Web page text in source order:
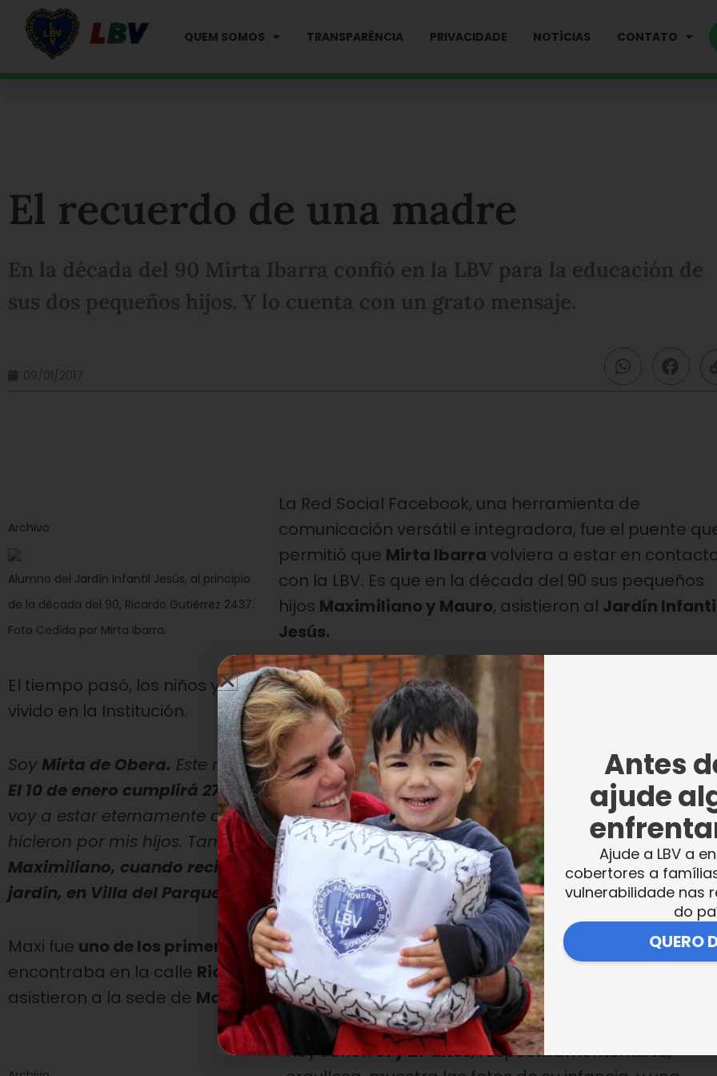
QUEM SOMOS TRANSPARÊNCIA PRIVACIDADE NOTÍCIAS CONTATO
El recuerdo de una madre
En la década del 90 Mirta Ibarra confió en la LBV para la educación de
sus dos pequeños hijos. Y lo cuenta con un grato mensaje.
09/01/2017
Archivo
Alumno del Jardín Infantil Jesús, al principio
de la década del 90, Ricardo Gutiérrez 2437.
Foto Cedida por Mirta Ibarra.
La Red Social Facebook, una herramienta de
comunicación versátil e integradora, fue el puente
permitió que Mirta Ibarra volviera a estar en
con la LBV. Es que en la década del 90 sus pequeños
hijos Maximiliano y Mauro, asistieron al Jardín
Jesús.
El tiempo pasó, los niños ya son hombres, y su madre agradece con un cálido mensaje
vivido en la Institución.
Archivo
Alumnos del Jardín Infantil Jesús, en
Magariños Cervantes 2222. Año 1993. Foto
cedida por Mirta Ibarra.
Soy Mirta de Obera. Este niño fue al Jardín, esMauro.
El 10 de enero cumplirá 27 años. Y bueno siempre les
voy a estar eternamente agradecida por lo que
hicieron por mis hijos. También iba mi hijo mayor
Maximiliano, cuando recién abrían las puertas del
jardín, en Villa del Parque”.
Maxi fue uno de los primeros alumnos de la LBV en Argentina, cuando el jardín se
encontraba en la calle Ricardo Gutiérrez 2437
. Más tarde, junto a su hermano Mauro,
asistieron a la sede de Magariños Cervantes 2222.
Hoy tienen31 y 27 años, respectivamente. Mirta,
Antes
ajude
Ajude a LBV a
cobertores a
vulnerabilidade nas
do
QUERO